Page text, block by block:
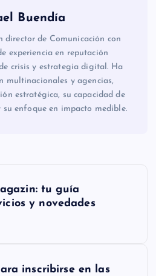
Buendía
director de Comunicación con
experiencia en reputación
crisis y estrategia digital. Ha
multinacionales y agencias,
estratégica, su capacidad de
su enfoque en impacto medible.
tu guía
y novedades
inscribirse en las